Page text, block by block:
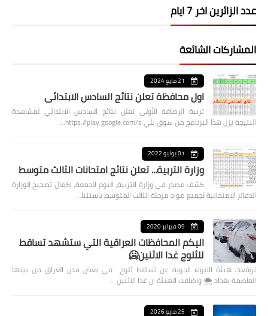
عدد الزائرين اخر 7 ايام
المشاركات الشائعة
21 مايو 2024
اول محافظة تعلن نتائج السادس الابتدائي
تربية الرصافة الأولى تعلن نتائج السادس الابتدائي لمشاهدة
النتيجة نزل هذا البرنامج من سوق بلي https://play.google.com/s…
01 يوليو 2022
وزارة التربية... تعلن نتائج امتحانات الثالث متوسط
كشف مصدر في وزارة التربية، اليوم الجمعة، اكمال تصحيح الوزارة
الدفاتر الامتحانية لجميع مواد مرحلة الثالث المتوسط باستثنا…
09 فبراير 2020
اليكم المحافظات العراقية التي ستشهد تساقط
للثلوج غدا الاثنين🥶
توقعت هيئة الانواء الجوية عن تساقط ثلوج في بعض مدن العراق من بينها
العاصمة بغداد ⁦🌨️⁩ واضافت الهيئة ان غدا الاثنين …
25 مايو 2026